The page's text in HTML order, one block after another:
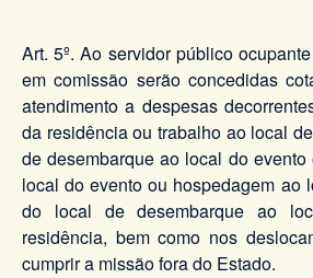
Art. 5º. Ao servidor público
em comissão serão concedidas
atendimento a despesas
da residência ou trabalho ao local
de desembarque ao local do
local do evento ou hospedagem ao
do local de desembarque ao
residência, bem como nos
cumprir a missão fora do Estado.